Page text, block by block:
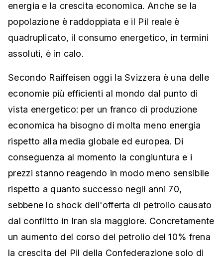
energia e la crescita economica. Anche se la
popolazione è raddoppiata e il Pil reale è
quadruplicato, il consumo energetico, in termini
assoluti, è in calo.
Secondo Raiffeisen oggi la Svizzera è una delle
economie più efficienti al mondo dal punto di
vista energetico: per un franco di produzione
economica ha bisogno di molta meno energia
rispetto alla media globale ed europea. Di
conseguenza al momento la congiuntura e i
prezzi stanno reagendo in modo meno sensibile
rispetto a quanto successo negli anni 70,
sebbene lo shock dell'offerta di petrolio causato
dal conflitto in Iran sia maggiore. Concretamente
un aumento del corso del petrolio del 10% frena
la crescita del Pil della Confederazione solo di